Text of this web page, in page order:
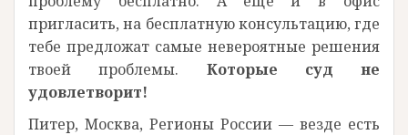
пригласить, на бесплатную консультацию, где
тебе предложат самые невероятные решения
твоей проблемы. Которые суд не
удовлетворит!
Питер, Москва, Регионы России — везде есть